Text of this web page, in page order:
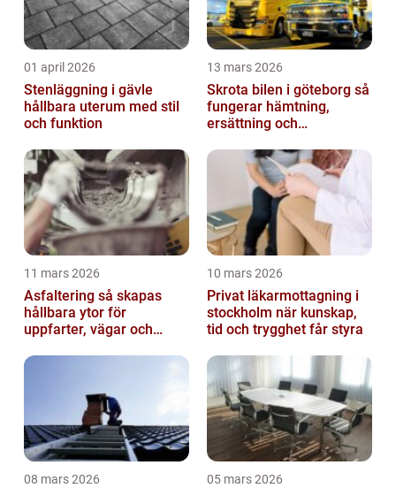
01 april 2026
Stenläggning i gävle
hållbara uterum med stil
och funktion
13 mars 2026
Skrota bilen i göteborg så
fungerar hämtning,
ersättning och
11 mars 2026
Asfaltering så skapas
hållbara ytor för
uppfarter, vägar och
10 mars 2026
Privat läkarmottagning i
stockholm när kunskap,
tid och trygghet får styra
08 mars 2026 05 mars 2026